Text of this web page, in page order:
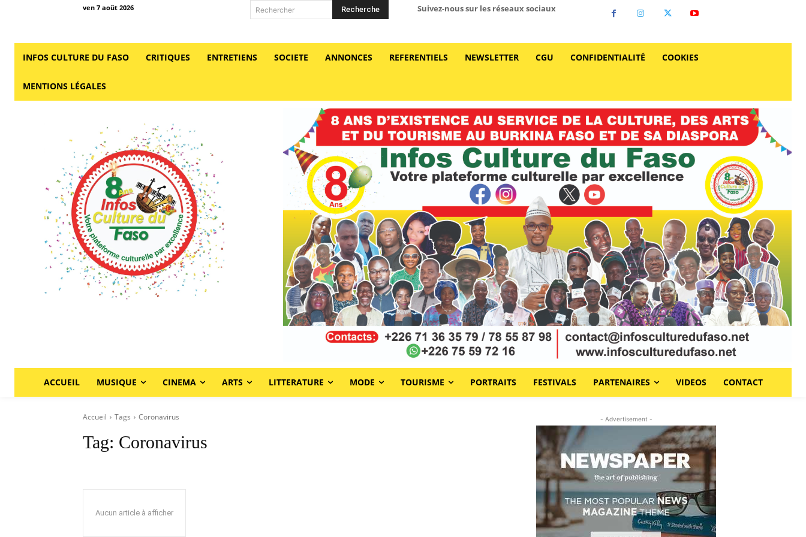
ven 7 août 2026 Rechercher Recherche Suivez-nous sur les réseaux sociaux
INFOS CULTURE DU FASO CRITIQUES ENTRETIENS SOCIETE ANNONCES REFERENTIELS NEWSLETTER CGU CONFIDENTIALITÉ COOKIES
MENTIONS LÉGALES
ACCUEIL MUSIQUE CINEMA ARTS LITTERATURE MODE TOURISME PORTRAITS FESTIVALS PARTENAIRES VIDEOS CONTACT
Accueil Tags Coronavirus
Tag: Coronavirus
Aucun article à afficher
- Advertisement -